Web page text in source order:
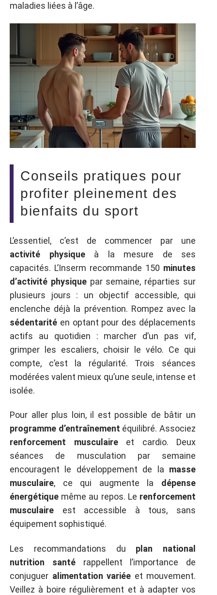
maladies liées à l’âge.
Conseils pratiques pour
profiter pleinement des
bienfaits du sport
L’essentiel, c’est de commencer par une
activité physiqueà la mesure de ses
capacités. L’Inserm recommande 150 minutes
d’activité physiquepar semaine, réparties sur
plusieurs jours : un objectif accessible, qui
enclenche déjà la prévention. Rompez avec la
sédentarité en optant pour des déplacements
actifs au quotidien : marcher d’un pas vif,
grimper les escaliers, choisir le vélo. Ce qui
compte, c’est la régularité. Trois séances
modérées valent mieux qu’une seule, intense et
isolée.
Pour aller plus loin, il est possible de bâtir un
programme d’entraînement équilibré. Associez
renforcement musculaireet cardio. Deux
séances de musculation par semaine
encouragent le développement de la masse
musculaire, ce qui augmente la dépense
énergétique même au repos. Le renforcement
musculaire est accessible à tous, sans
équipement sophistiqué.
Les recommandations du plan national
nutrition santérappellent l’importance de
conjuguer alimentation variée et mouvement.
Veillez à boire régulièrement et à adapter vos